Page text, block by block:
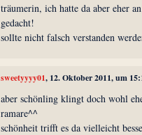
träumerin, ich hatte da aber eher
gedacht!
sollte nicht falsch verstanden
sweetyyyy01, 12. Oktober 2011, um
aber schönling klingt doch wohl
ramare^^
schönheit trifft es da vielleicht